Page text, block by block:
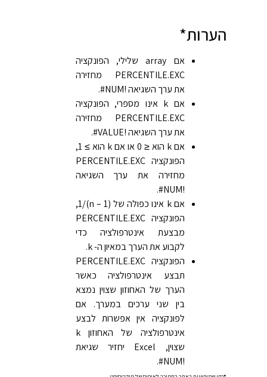
הערות*
אם array שלילי, הפונקציה
PERCENTILE.EXC מחזירה
את ערך השגיאה ‎#NUM!‎.
אם k אינו מספרי, הפונקציה
PERCENTILE.EXC מחזירה
את ערך השגיאה ‎#VALUE!‎.
אם k הוא ≤ 0 או אם k הוא ≥ 1,
הפונקציה PERCENTILE.EXC
מחזירה את ערך השגיאה
‎#NUM!‎.
אם k אינו כפולה של ‎1/(n – 1)‎,
הפונקציה PERCENTILE.EXC
מבצעת אינטרפולציה כדי
לקבוע את הערך במאיון ה- k.
הפונקציה PERCENTILE.EXC
תבצע אינטרפולציה כאשר
הערך של האחוזון שצוין נמצא
בין שני ערכים במערך. אם
לפונקציה אין אפשרות לבצע
אינטרפולציה של האחוזון k
שצוין, Excel יחזיר שגיאת
‎#NUM!‎‏.